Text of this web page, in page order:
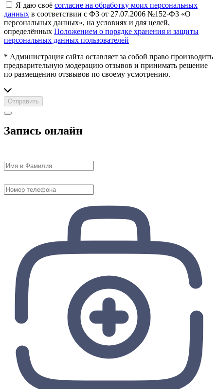
Я даю своё согласие на обработку моих персональных
данных в соответствии с ФЗ от 27.07.2006 №152-ФЗ «О
персональных данных», на условиях и для целей,
определённых Положением о порядке хранения и защиты
персональных данных пользователей
* Администрация сайта оставляет за собой право производить
предварительную модерацию отзывов и принимать решение
по размещению отзвывов по своему усмотрению.
Отправить
Запись онлайн